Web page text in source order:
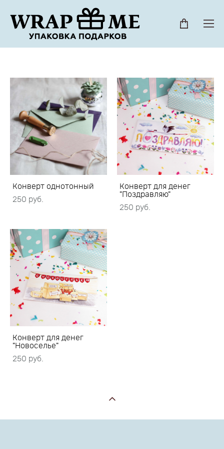
Конверт однотонный
250 pуб.
Конверт для денег
"Поздравляю"
250 pуб.
Конверт для денег
"Новоселье"
250 pуб.